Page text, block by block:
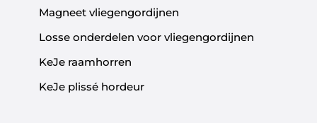
Magneet vliegengordijnen
Losse onderdelen voor vliegengordijnen
KeJe raamhorren
KeJe plissé hordeur